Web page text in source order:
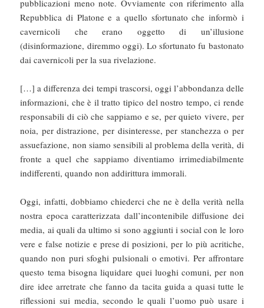
pubblicazioni meno note. Ovviamente con riferimento alla
Repubblica di Platone e a quello sfortunato che informò i
cavernicoli che erano oggetto di un’illusione
(disinformazione, diremmo oggi). Lo sfortunato fu bastonato
dai cavernicoli per la sua rivelazione.
[…] a differenza dei tempi trascorsi, oggi l’abbondanza delle
informazioni, che è il tratto tipico del nostro tempo, ci rende
responsabili di ciò che sappiamo e se, per quieto vivere, per
noia, per distrazione, per disinteresse, per stanchezza o per
assuefazione, non siamo sensibili al problema della verità, di
fronte a quel che sappiamo diventiamo irrimediabilmente
indifferenti, quando non addirittura immorali.
Oggi, infatti, dobbiamo chiederci che ne è della verità nella
nostra epoca caratterizzata dall’incontenibile diffusione dei
media, ai quali da ultimo si sono aggiunti i social con le loro
vere e false notizie e prese di posizioni, per lo più acritiche,
quando non puri sfoghi pulsionali o emotivi. Per affrontare
questo tema bisogna liquidare quei luoghi comuni, per non
dire idee arretrate che fanno da tacita guida a quasi tutte le
riflessioni sui media, secondo le quali l’uomo può usare i